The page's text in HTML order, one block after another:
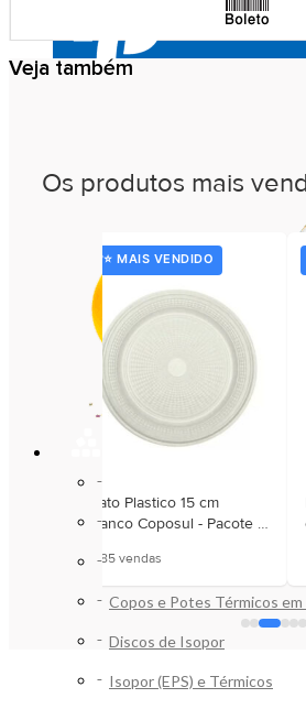
Bandejas de Isopor EPS
Caixas de Isopor EPS
Copos e Potes Térmicos
Discos de Isopor
Isopor (EPS) e Térmicos
Veja também
Os produtos mais
3º⭐ MAIS VENDIDO
Prato Plastico 15 cm
Branco Coposul - Pacote c/
🔥85 vendas